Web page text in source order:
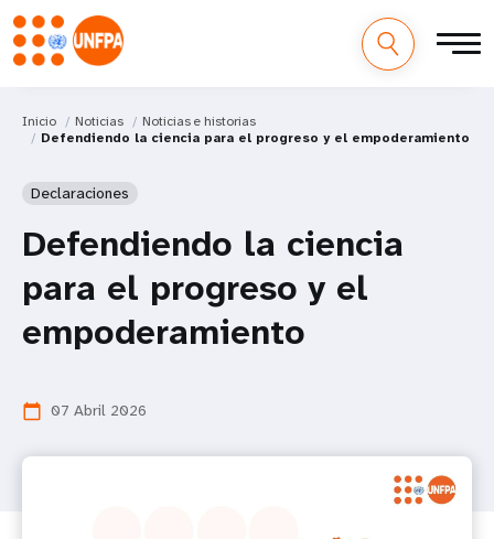
Inicio Noticias
Noticias e historias
Defendiendo la ciencia para el progreso y el empoderamiento
Declaraciones
Defendiendo la ciencia
para el progreso y el
empoderamiento
calendar_today 07 Abril 2026